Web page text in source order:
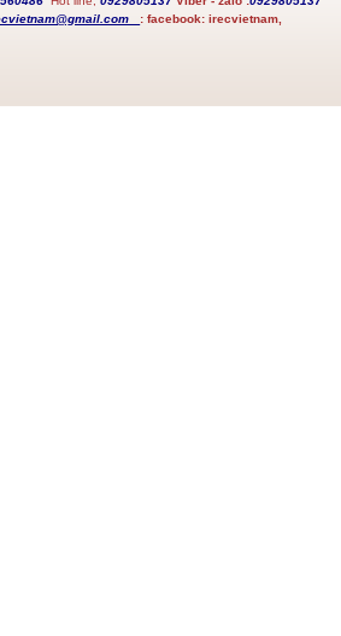
:facebook: irecvietnam,